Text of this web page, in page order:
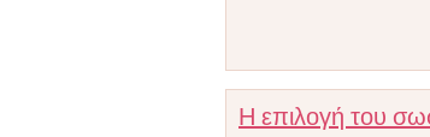
Η επιλογή του